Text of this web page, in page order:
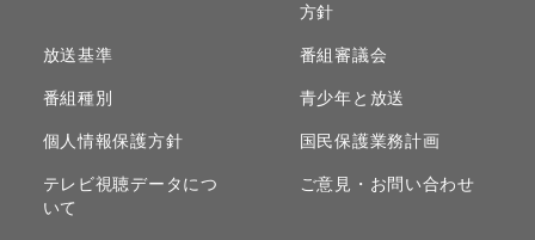
方針
放送基準 番組審議会
番組種別 青少年と放送
個人情報保護方針 国民保護業務計画
テレビ視聴データにつ
いて
ご意見・お問い合わせ